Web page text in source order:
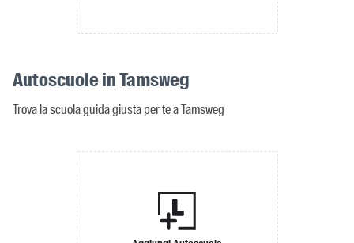
Autoscuole in Tamsweg
Trova la scuola guida giusta per te a Tamsweg